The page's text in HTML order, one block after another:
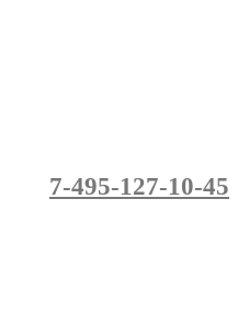
7-495-127-10-45